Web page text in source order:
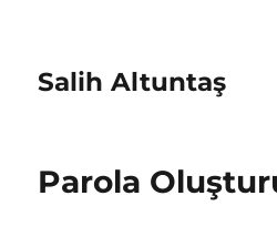
Salih Altuntaş
Parola